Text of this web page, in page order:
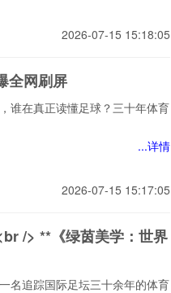
2026-07-15 15:18:05
全网刷屏
谁在真正读懂足球？三十年体育
...详情
2026-07-15 15:17:05
/> **《绿茵美学：世界
名追踪国际足坛三十余年的体育